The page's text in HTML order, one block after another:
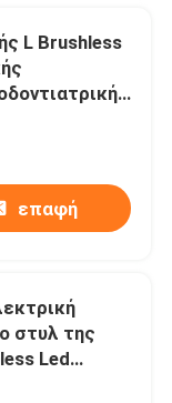
L Brushless
επαφή
στυλ της
Led